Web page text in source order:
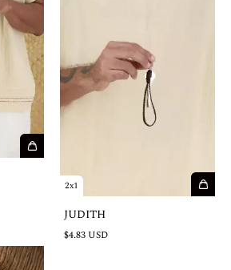
2x1
JUDITH
$4.83 USD